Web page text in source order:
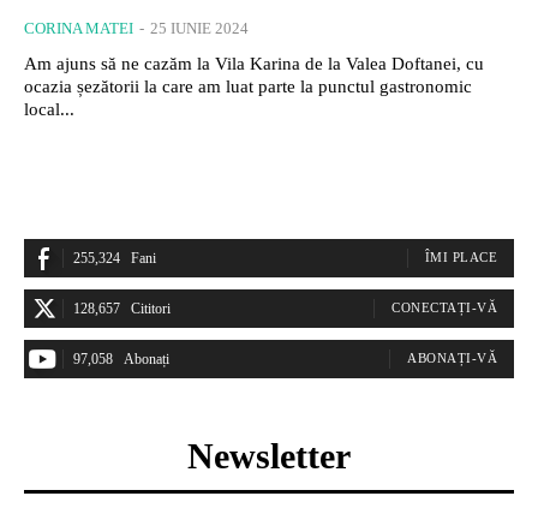
CORINA MATEI - 25 IUNIE 2024
Am ajuns să ne cazăm la Vila Karina de la Valea Doftanei, cu
ocazia șezătorii la care am luat parte la punctul gastronomic
local...
255,324 Fani ÎMI PLACE
128,657 Cititori CONECTAȚI-VĂ
97,058 Abonați ABONAȚI-VĂ
Newsletter